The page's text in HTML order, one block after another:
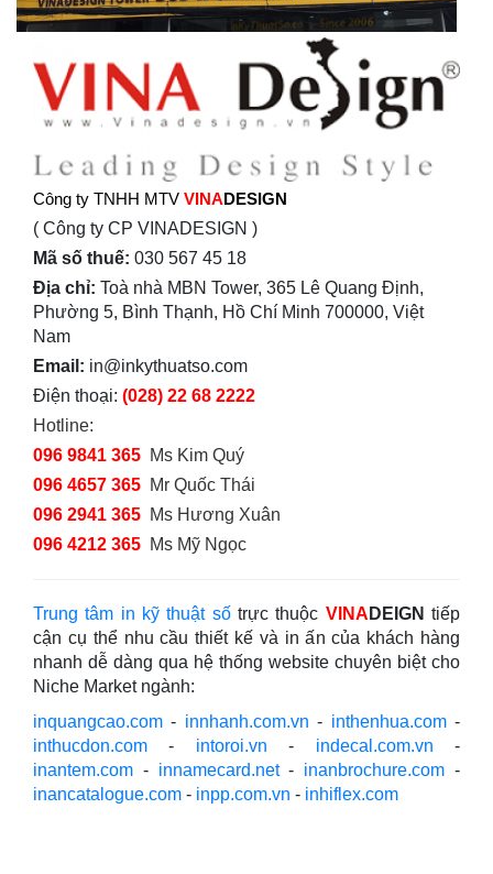
Công ty TNHH MTV VINADESIGN
( Công ty CP VINADESIGN )
Mã số thuế: 030 567 45 18
Địa chỉ: Toà nhà MBN Tower, 365 Lê Quang Định,
Phường 5, Bình Thạnh, Hồ Chí Minh 700000, Việt
Nam
Email: in@inkythuatso.com
Điện thoại: (028) 22 68 2222
Hotline:
096 9841 365 Ms Kim Quý
096 4657 365 Mr Quốc Thái
096 2941 365 Ms Hương Xuân
096 4212 365 Ms Mỹ Ngọc
Trung tâm in kỹ thuật sốtrực thuộc VINA DEIGN tiếp
cận cụ thể nhu cầu thiết kế và in ấn của khách hàng
nhanh dễ dàng qua hệ thống website chuyên biệt cho
Niche Market ngành:
inquangcao.com - innhanh.com.vn - inthenhua.com-
inthucdon.com - intoroi.vn - indecal.com.vn -
inantem.com - innamecard.net- inanbrochure.com -
inancatalogue.com - inpp.com.vn - inhiflex.com